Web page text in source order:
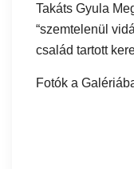
Takáts Gyula
“szemtelenül
család tartott
Fotók a